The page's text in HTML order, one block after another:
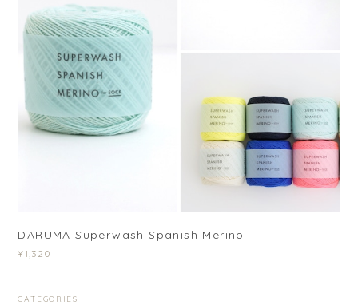
DARUMA Superwash Spanish Merino
¥1,320
CATEGORIES